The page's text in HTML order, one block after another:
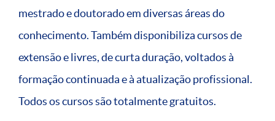
mestrado e doutorado em diversas áreas do
conhecimento. Também disponibiliza cursos de
extensão e livres, de curta duração, voltados à
formação continuada e à atualização profissional.
Todos os cursos são totalmente gratuitos.